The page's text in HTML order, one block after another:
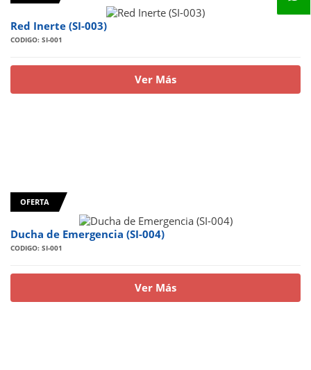
Red Inerte (SI-003)
CODIGO: SI-001
Ver Más
OFERTA
Ducha de Emergencia (SI-004)
CODIGO: SI-001
Ver Más